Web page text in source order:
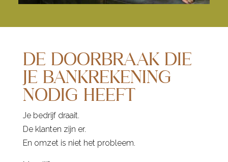
DE DOORBRAAK DIE
JE BANKREKENING
NODIG HEEFT
Je bedrijf draait.
De klanten zijn er.
En omzet is niet het probleem.